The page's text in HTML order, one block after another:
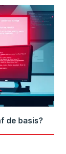
de basis?